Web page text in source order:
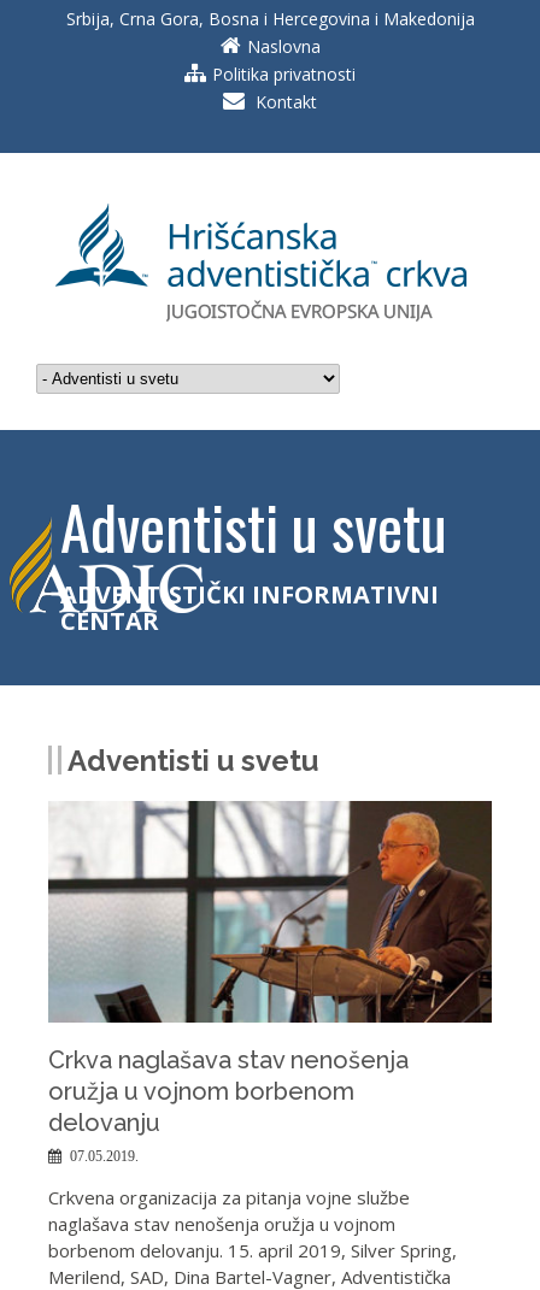
Srbija, Crna Gora, Bosna i Hercegovina i Makedonija
Naslovna
Politika privatnosti
Kontakt
Adventisti u svetu
ADVENTISTIČKI INFORMATIVNI
CENTAR
Adventisti u svetu
Crkva naglašava stav nenošenja
oružja u vojnom borbenom
delovanju
07.05.2019.
Crkvena organizacija za pitanja vojne službe
naglašava stav nenošenja oružja u vojnom
borbenom delovanju. 15. april 2019, Silver Spring,
Merilend, SAD, Dina Bartel-Vagner, Adventistička